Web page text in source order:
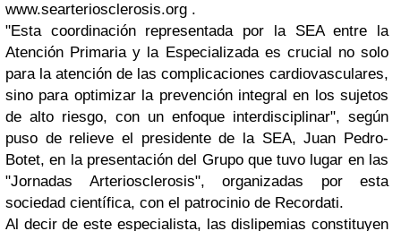
www.searteriosclerosis.org .
"Esta coordinación representada por la SEA entre la
Atención Primaria y la Especializada es crucial no solo
para la atención de las complicaciones cardiovasculares,
sino para optimizar la prevención integral en los sujetos
de alto riesgo, con un enfoque interdisciplinar", según
puso de relieve el presidente de la SEA, Juan Pedro-
Botet, en la presentación del Grupo que tuvo lugar en las
"Jornadas Arteriosclerosis", organizadas por esta
sociedad científica, con el patrocinio de Recordati.
Al decir de este especialista, las dislipemias constituyen